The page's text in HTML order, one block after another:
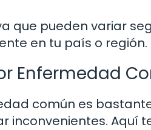
que pueden variar
en tu país o región.
Enfermedad
común es
inconvenientes. Aquí